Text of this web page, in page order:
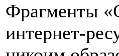
Фрагменты
интернет-